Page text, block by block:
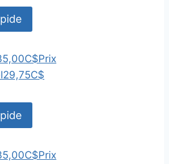
Prix
29,75C$
Prix